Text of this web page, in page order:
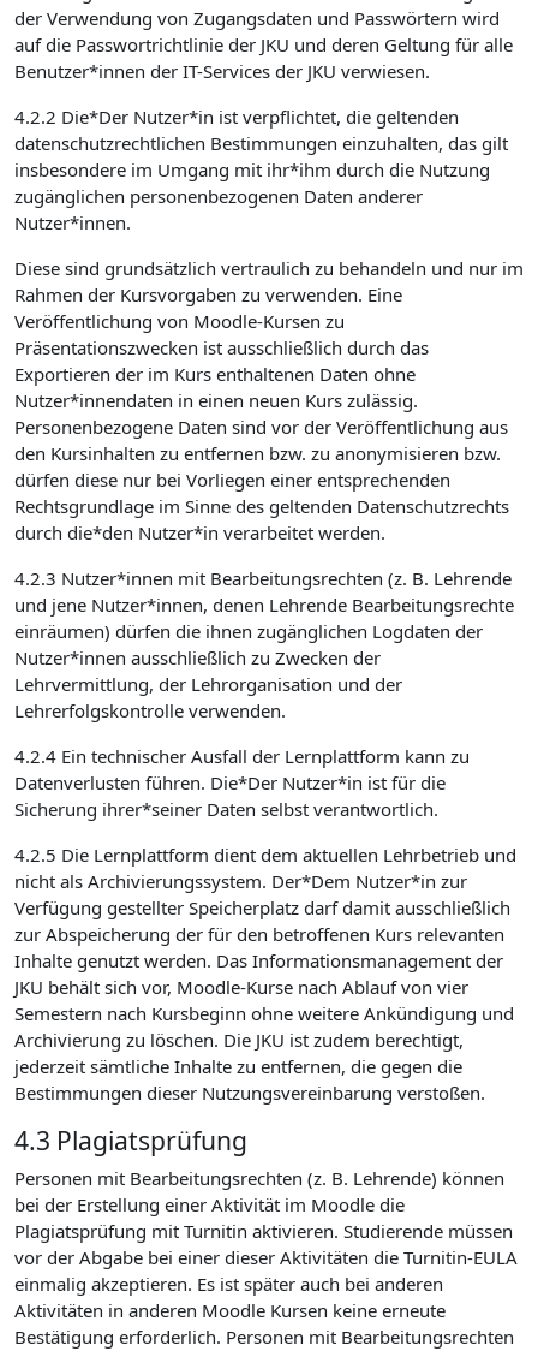
der Verwendung von Zugangsdaten und Passwörtern wird
auf die Passwortrichtlinie der JKU und deren Geltung für alle
Benutzer*innen der IT-Services der JKU verwiesen.
4.2.2 Die*Der Nutzer*in ist verpflichtet, die geltenden
datenschutzrechtlichen Bestimmungen einzuhalten, das gilt
insbesondere im Umgang mit ihr*ihm durch die Nutzung
zugänglichen personenbezogenen Daten anderer
Nutzer*innen.
Diese sind grundsätzlich vertraulich zu behandeln und nur im
Rahmen der Kursvorgaben zu verwenden. Eine
Veröffentlichung von Moodle-Kursen zu
Präsentationszwecken ist ausschließlich durch das
Exportieren der im Kurs enthaltenen Daten ohne
Nutzer*innendaten in einen neuen Kurs zulässig.
Personenbezogene Daten sind vor der Veröffentlichung aus
den Kursinhalten zu entfernen bzw. zu anonymisieren bzw.
dürfen diese nur bei Vorliegen einer entsprechenden
Rechtsgrundlage im Sinne des geltenden Datenschutzrechts
durch die*den Nutzer*in verarbeitet werden.
4.2.3 Nutzer*innen mit Bearbeitungsrechten (z. B. Lehrende
und jene Nutzer*innen, denen Lehrende Bearbeitungsrechte
einräumen) dürfen die ihnen zugänglichen Logdaten der
Nutzer*innen ausschließlich zu Zwecken der
Lehrvermittlung, der Lehrorganisation und der
Lehrerfolgskontrolle verwenden.
4.2.4 Ein technischer Ausfall der Lernplattform kann zu
Datenverlusten führen. Die*Der Nutzer*in ist für die
Sicherung ihrer*seiner Daten selbst verantwortlich.
4.2.5 Die Lernplattform dient dem aktuellen Lehrbetrieb und
nicht als Archivierungssystem. Der*Dem Nutzer*in zur
Verfügung gestellter Speicherplatz darf damit ausschließlich
zur Abspeicherung der für den betroffenen Kurs relevanten
Inhalte genutzt werden. Das Informationsmanagement der
JKU behält sich vor, Moodle-Kurse nach Ablauf von vier
Semestern nach Kursbeginn ohne weitere Ankündigung und
Archivierung zu löschen. Die JKU ist zudem berechtigt,
jederzeit sämtliche Inhalte zu entfernen, die gegen die
Bestimmungen dieser Nutzungsvereinbarung verstoßen.
4.3 Plagiatsprüfung
Personen mit Bearbeitungsrechten (z. B. Lehrende) können
bei der Erstellung einer Aktivität im Moodle die
Plagiatsprüfung mit Turnitin aktivieren. Studierende müssen
vor der Abgabe bei einer dieser Aktivitäten die Turnitin-EULA
einmalig akzeptieren. Es ist später auch bei anderen
Aktivitäten in anderen Moodle Kursen keine erneute
Bestätigung erforderlich. Personen mit Bearbeitungsrechten